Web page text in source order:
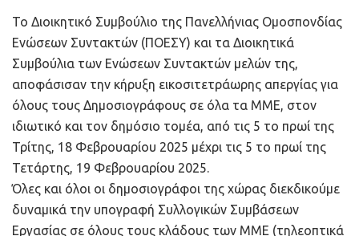
Το Διοικητικό Συμβούλιο της Πανελλήνιας Ομοσπονδίας
Ενώσεων Συντακτών (ΠΟΕΣΥ) και τα Διοικητικά
Συμβούλια των Ενώσεων Συντακτών μελών της,
αποφάσισαν την κήρυξη εικοσιτετράωρης απεργίας για
όλους τους Δημοσιογράφους σε όλα τα ΜΜΕ, στον
ιδιωτικό και τον δημόσιο τομέα, από τις 5 το πρωί της
Τρίτης, 18 Φεβρουαρίου 2025 μέχρι τις 5 το πρωί της
Τετάρτης, 19 Φεβρουαρίου 2025.
Όλες και όλοι οι δημοσιογράφοι της χώρας διεκδικούμε
δυναμικά την υπογραφή Συλλογικών Συμβάσεων
Εργασίας σε όλους τους κλάδους των ΜΜΕ (τηλεοπτικά